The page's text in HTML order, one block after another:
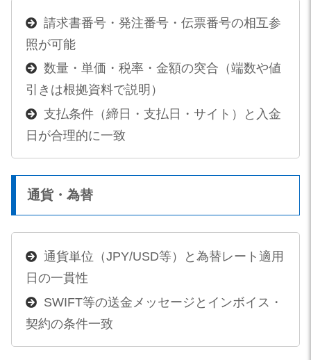
請求書番号・発注番号・伝票番号の相互参
照が可能
数量・単価・税率・金額の突合（端数や値
引きは根拠資料で説明）
支払条件（締日・支払日・サイト）と入金
日が合理的に一致
通貨・為替
通貨単位（JPY/USD等）と為替レート適用
日の一貫性
SWIFT等の送金メッセージとインボイス・
契約の条件一致